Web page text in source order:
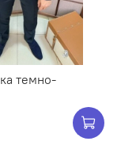
темно-